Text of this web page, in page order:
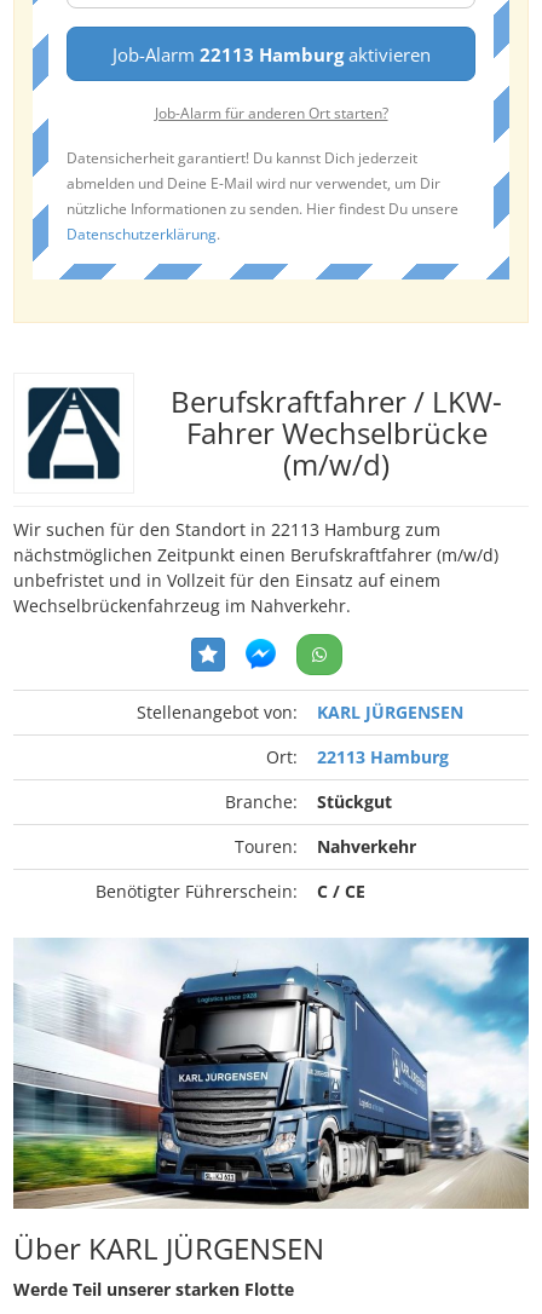
Job-Alarm 22113 Hamburgaktivieren
Job-Alarm für anderen Ort starten?
Datensicherheit garantiert! Du kannst Dich jederzeit
abmelden und Deine E-Mail wird nur verwendet, um Dir
nützliche Informationen zu senden. Hier findest Du unsere
Datenschutzerklärung.
Berufskraftfahrer / LKW-
Fahrer Wechselbrücke
(m/w/d)
Wir suchen für den Standort in 22113 Hamburg zum
nächstmöglichen Zeitpunkt einen Berufskraftfahrer (m/w/d)
unbefristet und in Vollzeit für den Einsatz auf einem
Wechselbrückenfahrzeug im Nahverkehr.
Stellenangebot von:
KARL JÜRGENSEN
Ort:
22113 Hamburg
Branche:
Stückgut
Touren:
Nahverkehr
Benötigter Führerschein:
C / CE
Über KARL JÜRGENSEN
Werde Teil unserer starken Flotte